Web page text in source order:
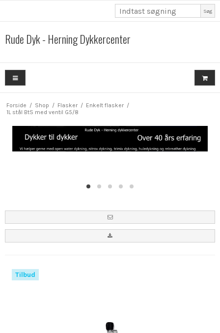
Søg
Rude Dyk - Herning Dykkercenter
Forside / Shop / Flasker / Enkelt flasker /
1L stål BtS med ventil G5/8
Tilbud